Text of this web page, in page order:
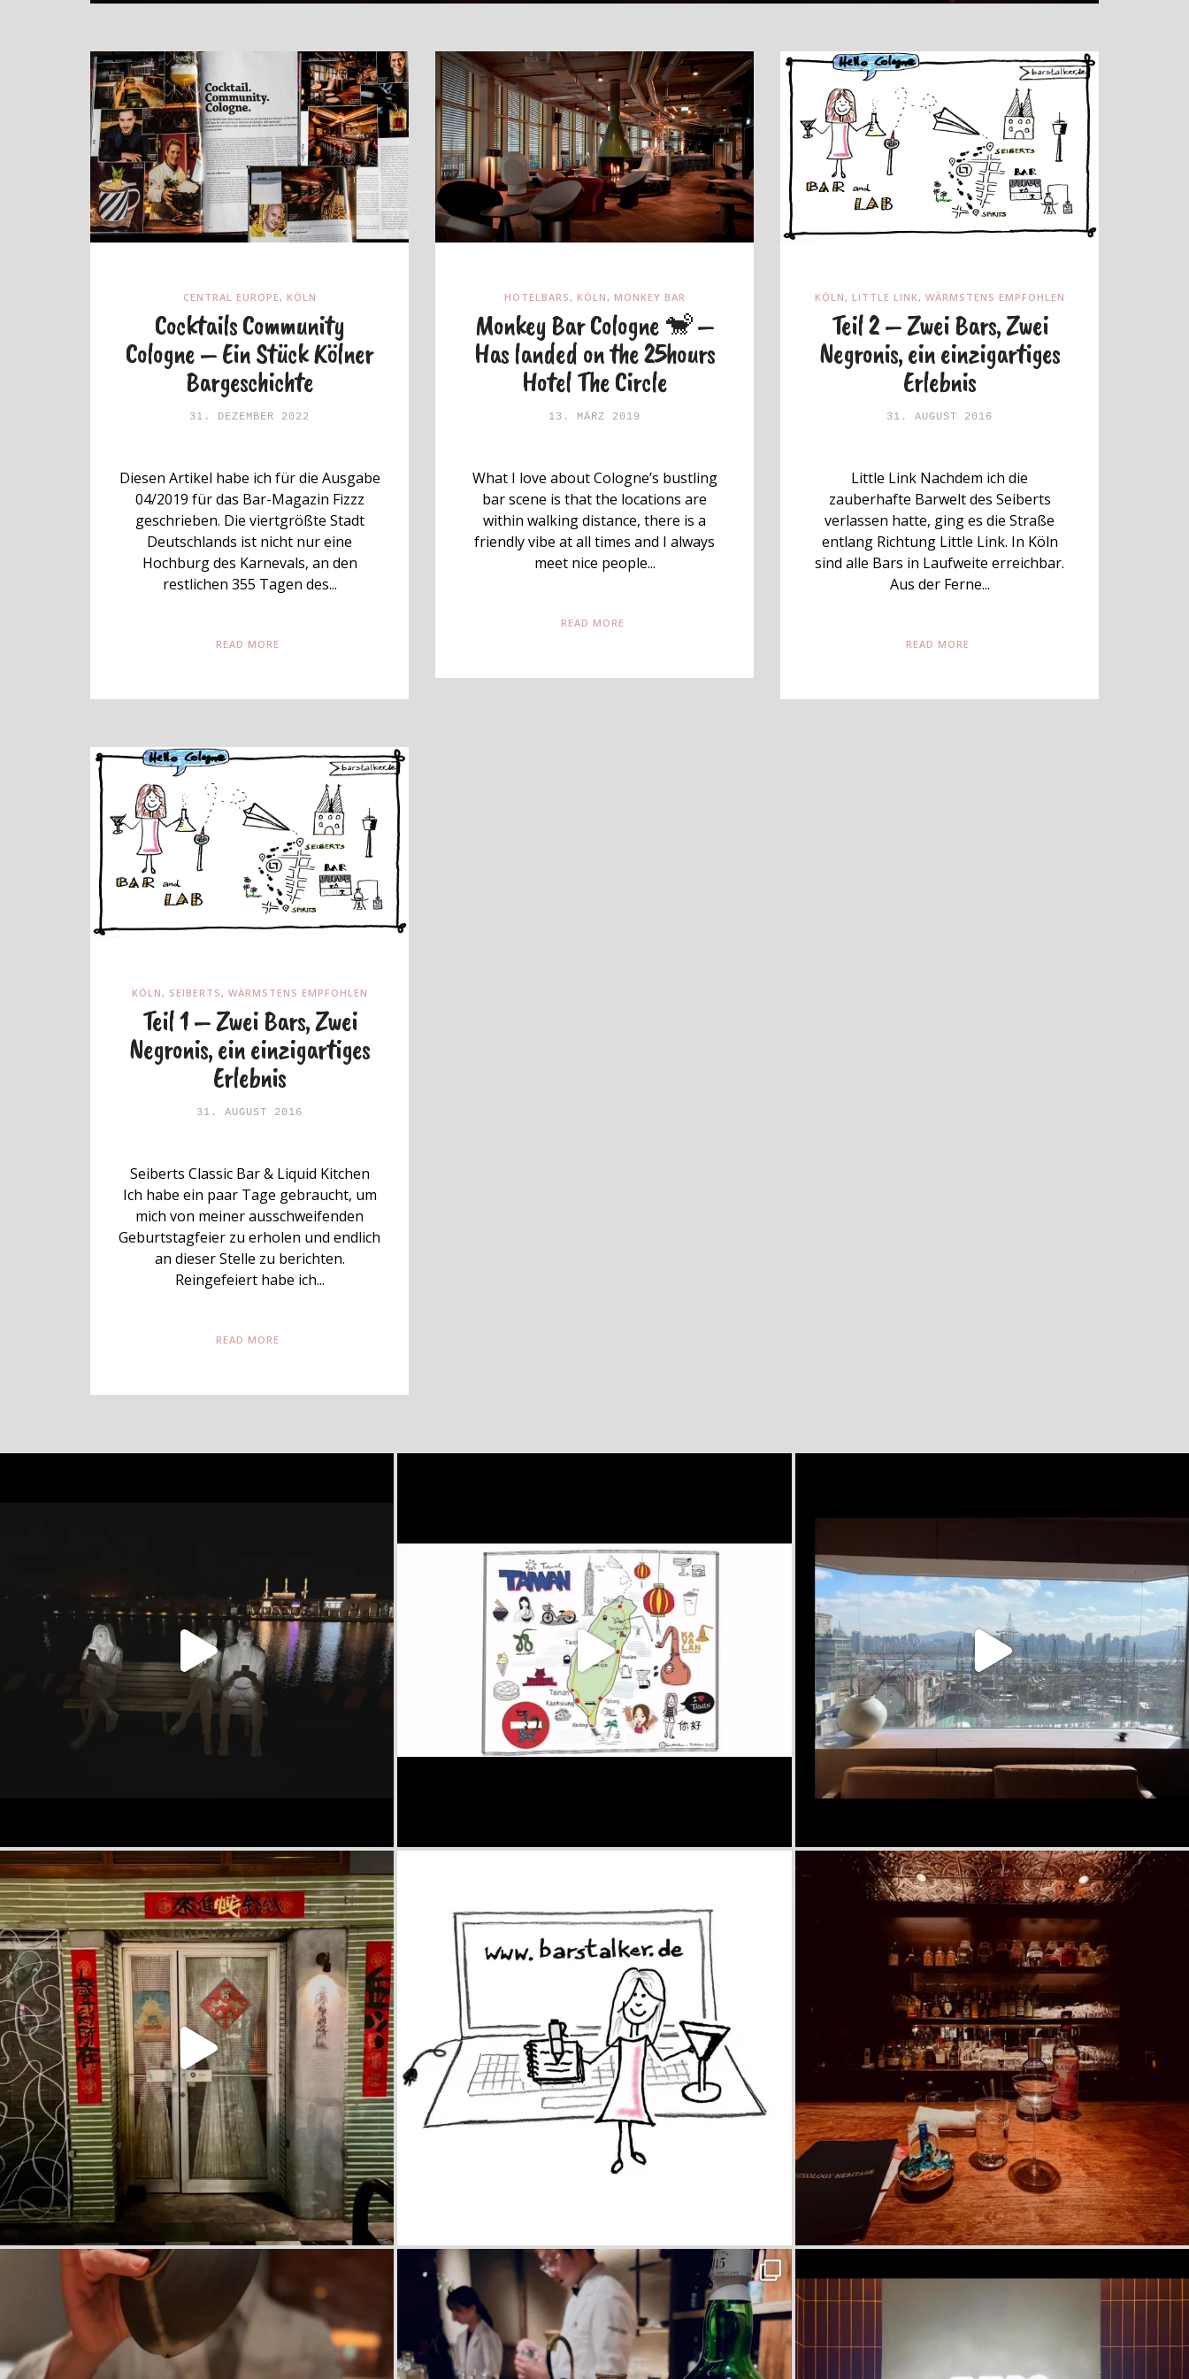
CENTRAL EUROPE, KÖLN
Cocktails Community
Cologne – Ein Stück Kölner
Bargeschichte
31. DEZEMBER 2022
Diesen Artikel habe ich für die Ausgabe
04/2019 für das Bar-Magazin Fizzz
geschrieben. Die viertgrößte Stadt
Deutschlands ist nicht nur eine
Hochburg des Karnevals, an den
restlichen 355 Tagen des...
READ MORE
HOTELBARS, KÖLN, MONKEY BAR
Monkey Bar Cologne 🐒 –
Has landed on the 25hours
Hotel The Circle
13. MÄRZ 2019
What I love about Cologne’s bustling
bar scene is that the locations are
within walking distance, there is a
friendly vibe at all times and I always
meet nice people...
READ MORE
KÖLN, LITTLE LINK, WÄRMSTENS EMPFOHLEN
Teil 2 – Zwei Bars, Zwei
Negronis, ein einzigartiges
Erlebnis
31. AUGUST 2016
Little Link Nachdem ich die
zauberhafte Barwelt des Seiberts
verlassen hatte, ging es die Straße
entlang Richtung Little Link. In Köln
sind alle Bars in Laufweite erreichbar.
Aus der Ferne...
READ MORE
KÖLN, SEIBERTS, WÄRMSTENS EMPFOHLEN
Teil 1 – Zwei Bars, Zwei
Negronis, ein einzigartiges
Erlebnis
31. AUGUST 2016
Seiberts Classic Bar & Liquid Kitchen
Ich habe ein paar Tage gebraucht, um
mich von meiner ausschweifenden
Geburtstagfeier zu erholen und endlich
an dieser Stelle zu berichten.
Reingefeiert habe ich...
READ MORE